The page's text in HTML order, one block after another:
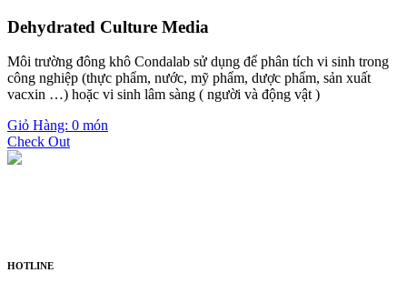
Dehydrated Culture Media
Môi trường đông khô Condalab sử dụng để phân tích vi sinh trong
công nghiệp (thực phẩm, nước, mỹ phẩm, dược phẩm, sản xuất
vacxin …) hoặc vi sinh lâm sàng ( người và động vật )
Giỏ Hàng: 0 món
Check Out
HOTLINE